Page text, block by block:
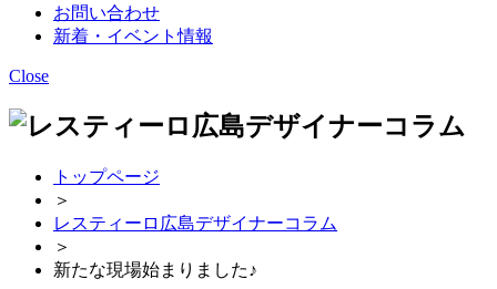
お問い合わせ
新着・イベント情報
Close
トップページ
＞
レスティーロ広島デザイナーコラム
＞
新たな現場始まりました♪